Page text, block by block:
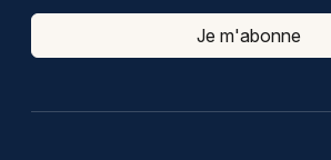
Je m'abonne